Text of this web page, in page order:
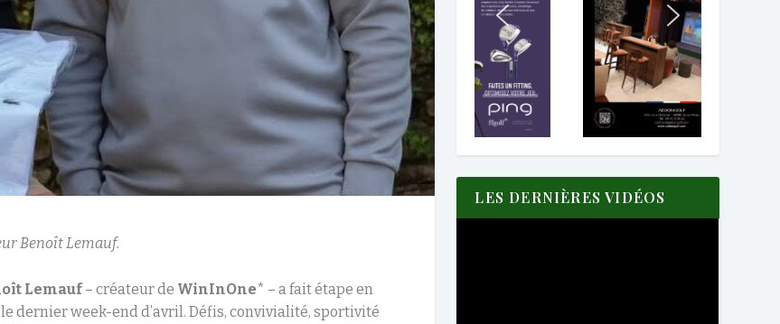
Benoît Lemauf.
Lemauf– créateur de WinInOne* – a fait étape en
le dernier week-end d’avril. Défis, convivialité, sportivité
LES DERNIÈRES VIDÉOS